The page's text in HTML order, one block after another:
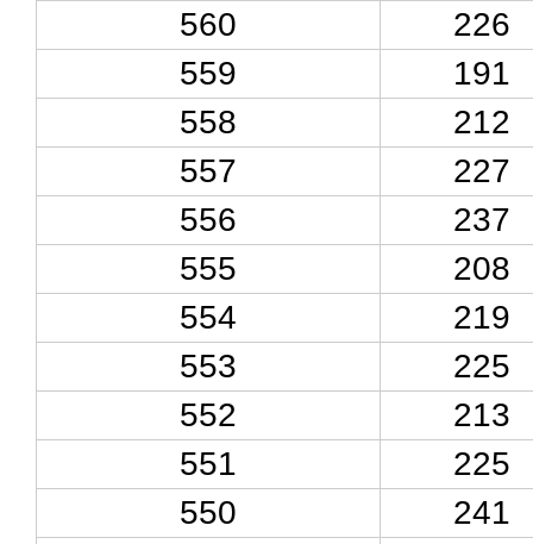
560
226
559
191
558
212
557
227
556
237
555
208
554
219
553
225
552
213
551
225
550
241